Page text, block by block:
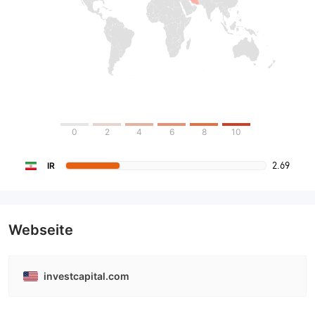
0 2 4 6 8 10
IR 2.69
Webseite
investcapital.com